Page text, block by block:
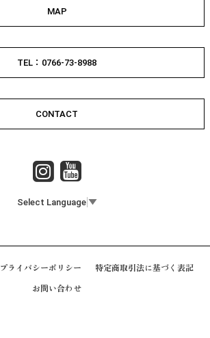
MAP
TEL：0766-73-8988
CONTACT
Select Language ▼
プライバシーポリシー 特定商取引法に基づく表記
お問い合わせ